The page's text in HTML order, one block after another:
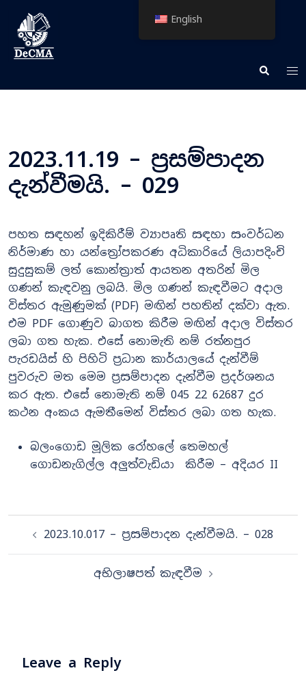
content
Search
2023.11.19 – ප්‍රසම්පාදන
දැන්වීමයි. – 029
පහත සඳහන් ඉදිකිරීම් ව්‍යාපෘති සඳහා සංවර්ධන
නිර්මාණ හා යන්ත්‍රෝපකරණ අධිකාරියේ ලියාපදිංචි
සුදුසුකම් ලත් කොන්ත්‍රාත් ආයතන අතරින් මිල
ගණන් කැඳවනු ලබයි. මිල ගණන් කැඳවීමට අදාල
විස්තර ඇමුණුමක් (PDF) මඟින් පහතින් දක්වා ඇත.
එම PDF ගොණුව බාගත කිරීම මඟින් අදාල විස්තර
ලබා ගත හැක. එසේ නොමැති නම් රත්නපුර
පැරඩයිස් හි පිහිටි ප්‍රධාන කාර්යාලයේ දැන්වීම්
පුවරුව මත මෙම ප්‍රසම්පාදන දැන්වීම ප්‍රදර්ශනය
කර ඇත. එසේ නොමැති නම් 045 22 62687 දුර
කථන අංකය ඇමතීමෙන් විස්තර ලබා ගත හැක.
බලංගොඩ මූලික රෝහලේ තෙමහල්
ගොඩනැගිල්ල අලුත්වැඩියා කිරීම – අදියර II
navigation
2023.10.017 – ප්‍රසම්පාදන දැන්වීමයි. – 028
අභිලාෂපත් කැඳවීම
Leave a Reply
English